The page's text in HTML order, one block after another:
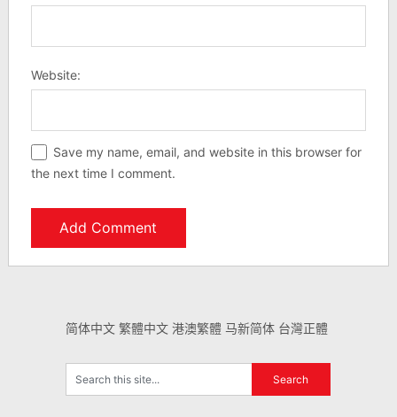
Website:
Save my name, email, and website in this browser for
the next time I comment.
简体中文 繁體中文 港澳繁體 马新简体 台灣正體